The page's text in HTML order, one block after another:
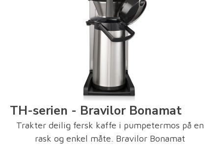
TH-serien - Bravilor Bonamat
Trakter deilig fersk kaffe i pumpetermos på en
rask og enkel måte. Bravilor Bonamat